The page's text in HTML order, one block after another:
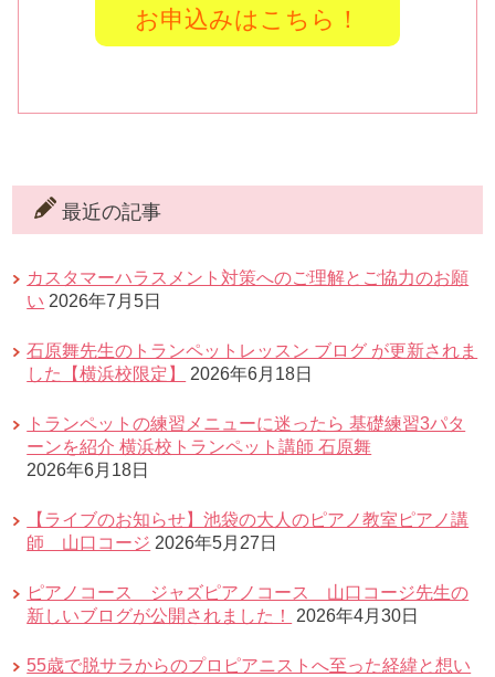
お申込みはこちら！
最近の記事
カスタマーハラスメント対策へのご理解とご協力のお願
い 2026年7月5日
石原舞先生のトランペットレッスン ブログ が更新されま
した【横浜校限定】
2026年6月18日
トランペットの練習メニューに迷ったら 基礎練習3パタ
ーンを紹介 横浜校トランペット講師 石原舞
2026年6月18日
【ライブのお知らせ】池袋の大人のピアノ教室ピアノ講
師 山口コージ 2026年5月27日
ピアノコース ジャズピアノコース 山口コージ先生の
新しいブログが公開されました！
2026年4月30日
55歳で脱サラからのプロピアニストへ至った経緯と想い